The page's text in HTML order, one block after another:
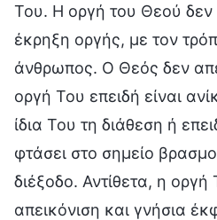
Του. Η οργή του Θεού δεν
έκρηξη οργής, με τον
άνθρωπος. Ο Θεός δεν
οργή Του επειδή είναι
ίδια Του τη διάθεση ή
φτάσει στο σημείο
διέξοδο. Αντίθετα, η οργή
απεικόνιση και γνήσια